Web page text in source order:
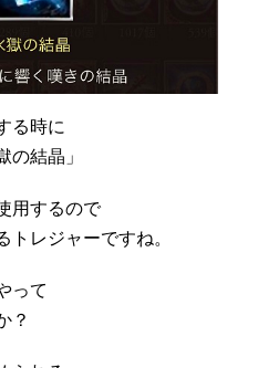
る時に
の結晶」
用するので
トレジャーですね。
って
？